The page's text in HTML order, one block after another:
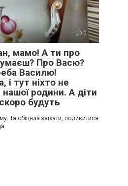
0
мамо! А ти про
Про Васю?
Василю!
і тут ніхто не
родини. А діти
будуть
Та обіцяла заїхати, подивитися